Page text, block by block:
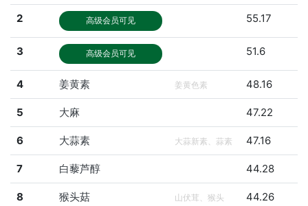
2 高级会员可见 55.17
3 高级会员可见 51.6
4 姜黄素 姜黄色素 48.16
5 大麻 47.22
6 大蒜素 大蒜新素、蒜素 47.16
7 白藜芦醇 44.28
8 猴头菇
山伏茸、猴头
44.26